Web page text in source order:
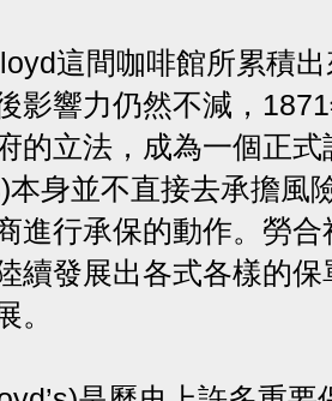
這間咖啡館所累積
影響力仍然不減，
的立法，成為一個正
本身並不直接去承擔風
進行承保的動作。勞
續發展出各式各樣的
。